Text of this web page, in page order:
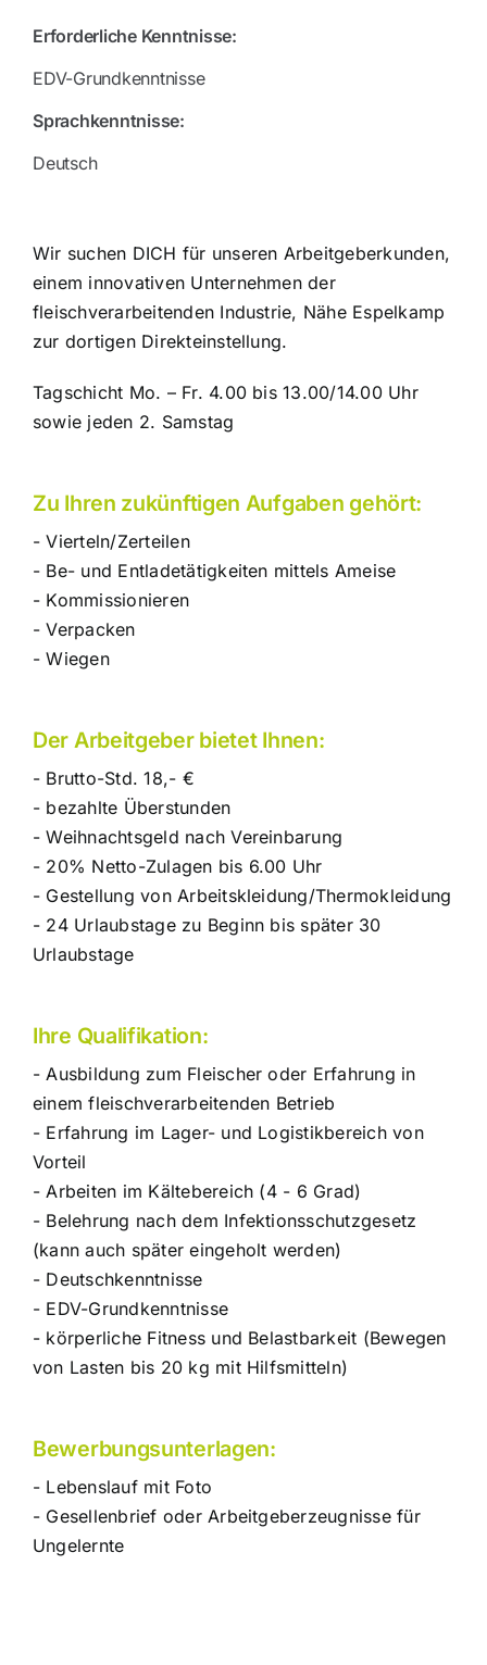
Erforderliche Kenntnisse:
EDV-Grundkenntnisse
Sprachkenntnisse:
Deutsch
Wir suchen DICH für unseren Arbeitgeberkunden,
einem innovativen Unternehmen der
fleischverarbeitenden Industrie, Nähe Espelkamp
zur dortigen Direkteinstellung.
Tagschicht Mo. – Fr. 4.00 bis 13.00/14.00 Uhr
sowie jeden 2. Samstag
Zu Ihren zukünftigen Aufgaben gehört:
- Vierteln/Zerteilen
- Be- und Entladetätigkeiten mittels Ameise
- Kommissionieren
- Verpacken
- Wiegen
Der Arbeitgeber bietet Ihnen:
- Brutto-Std. 18,- €
- bezahlte Überstunden
- Weihnachtsgeld nach Vereinbarung
- 20% Netto-Zulagen bis 6.00 Uhr
- Gestellung von Arbeitskleidung/Thermokleidung
- 24 Urlaubstage zu Beginn bis später 30
Urlaubstage
Ihre Qualifikation:
- Ausbildung zum Fleischer oder Erfahrung in
einem fleischverarbeitenden Betrieb
- Erfahrung im Lager- und Logistikbereich von
Vorteil
- Arbeiten im Kältebereich (4 - 6 Grad)
- Belehrung nach dem Infektionsschutzgesetz
(kann auch später eingeholt werden)
- Deutschkenntnisse
- EDV-Grundkenntnisse
- körperliche Fitness und Belastbarkeit (Bewegen
von Lasten bis 20 kg mit Hilfsmitteln)
Bewerbungsunterlagen:
- Lebenslauf mit Foto
- Gesellenbrief oder Arbeitgeberzeugnisse für
Ungelernte